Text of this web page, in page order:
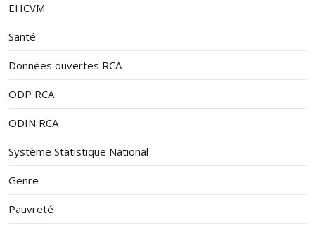
EHCVM
Santé
Données ouvertes RCA
ODP RCA
ODIN RCA
Système Statistique National
Genre
Pauvreté